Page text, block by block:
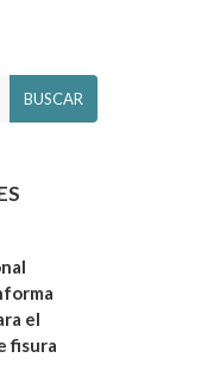
BUSCAR
el
fisura